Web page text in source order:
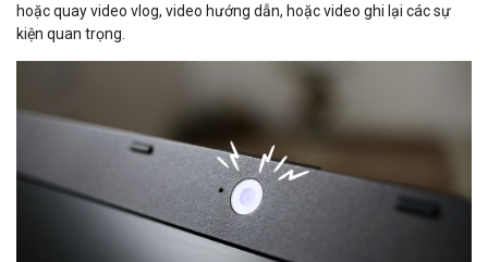
hoặc quay video vlog, video hướng dẫn, hoặc video ghi lại các sự
kiện quan trọng.